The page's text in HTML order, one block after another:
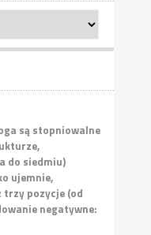
są stopniowalne
do siedmiu)
ujemnie,
pozycje (od
negatywne: